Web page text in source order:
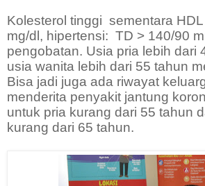
Kolesterol tinggi sementara
mg/dl, hipertensi: TD > 140/90
pengobatan. Usia pria lebih dari
usia wanita lebih dari 55 tahun
Bisa jadi juga ada riwayat
menderita penyakit jantung
untuk pria kurang dari 55 tahun
kurang dari 65 tahun.